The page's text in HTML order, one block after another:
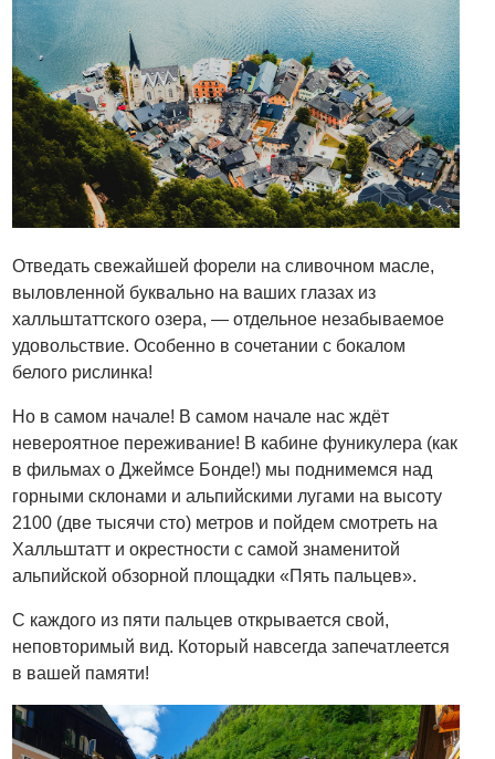
Отведать свежайшей форели на сливочном масле,
выловленной буквально на ваших глазах из
халльштаттского озера, — отдельное незабываемое
удовольствие. Особенно в сочетании с бокалом
белого рислинка!
Но в самом начале! В самом начале нас ждёт
невероятное переживание! В кабине фуникулера (как
в фильмах о Джеймсе Бонде!) мы поднимемся над
горными склонами и альпийскими лугами на высоту
2100 (две тысячи сто) метров и пойдем смотреть на
Халльштатт и окрестности с самой знаменитой
альпийской обзорной площадки «Пять пальцев».
С каждого из пяти пальцев открывается свой,
неповторимый вид. Который навсегда запечатлеется
в вашей памяти!